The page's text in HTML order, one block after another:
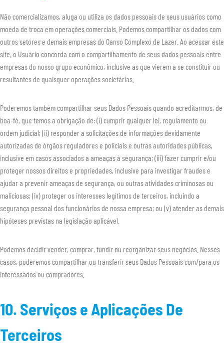
Não comercializamos, aluga ou utiliza os dados pessoais de seus usuários como
moeda de troca em operações comerciais. Podemos compartilhar os dados com
outros setores e demais empresas do Ganso Complexo de Lazer. Ao acessar este
site, o Usuário concorda com o compartilhamento de seus dados pessoais entre
empresas do nosso grupo econômico, inclusive as que vierem a se constituir ou
resultantes de quaisquer operações societárias.
Poderemos também compartilhar seus Dados Pessoais quando acreditarmos, de
boa-fé, que temos a obrigação de: (i) cumprir qualquer lei, regulamento ou
ordem judicial; (ii) responder a solicitações de informações devidamente
autorizadas de órgãos reguladores e policiais e outras autoridades públicas,
inclusive em casos associados a ameaças à segurança; (iii) fazer cumprir e/ou
proteger nossos direitos e propriedades, inclusive para investigar fraudes e
ajudar a prevenir ameaças de segurança, ou outras atividades criminosas ou
maliciosas; (iv) proteger os interesses legítimos de terceiros, incluindo a
segurança pessoal dos funcionários de nossa empresa; ou (v) atender as demais
hipóteses previstas na legislação aplicável.
Podemos decidir vender, comprar, fundir ou reorganizar seus negócios. Nesses
casos, poderemos compartilhar ou transferir seus Dados Pessoais com/para os
interessados ou compradores.
10. Serviços e Aplicações De
Terceiros